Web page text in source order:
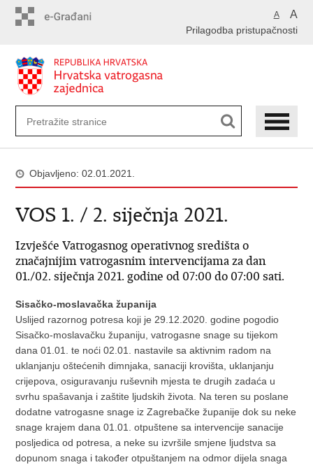
A A
Prilagodba pristupačnosti
Objavljeno: 02.01.2021.
VOS 1. / 2. siječnja 2021.
Izvješće Vatrogasnog operativnog središta o
značajnijim vatrogasnim intervencijama za dan
01./02. siječnja 2021. godine od 07:00 do 07:00 sati.
Sisačko-moslavačka županija
Uslijed razornog potresa koji je 29.12.2020. godine pogodio
Sisačko-moslavačku županiju, vatrogasne snage su tijekom
dana 01.01. te noći 02.01. nastavile sa aktivnim radom na
uklanjanju oštećenih dimnjaka, sanaciji krovišta, uklanjanju
crijepova, osiguravanju ruševnih mjesta te drugih zadaća u
svrhu spašavanja i zaštite ljudskih života. Na teren su poslane
dodatne vatrogasne snage iz Zagrebačke županije dok su neke
snage krajem dana 01.01. otpuštene sa intervencije sanacije
posljedica od potresa, a neke su izvršile smjene ljudstva sa
dopunom snaga i također otpuštanjem na odmor dijela snaga